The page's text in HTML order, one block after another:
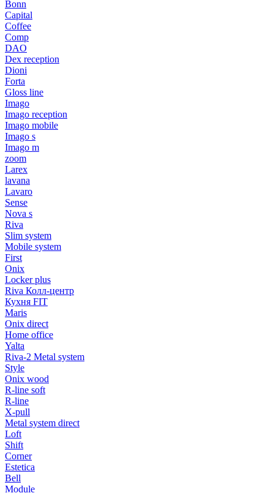
Bonn
Capital
Coffee
Comp
DAO
Dex reception
Dioni
Forta
Gloss line
Imago
Imago reception
Imago mobile
Imago s
Imago m
zoom
Larex
lavana
Lavaro
Sense
Nova s
Riva
Slim system
Mobile system
First
Onix
Locker plus
Riva Колл-центр
Кухня FIT
Maris
Onix direct
Home office
Yalta
Riva-2 Metal system
Style
Onix wood
R-line soft
R-line
X-pull
Metal system direct
Loft
Shift
Corner
Estetica
Bell
Module